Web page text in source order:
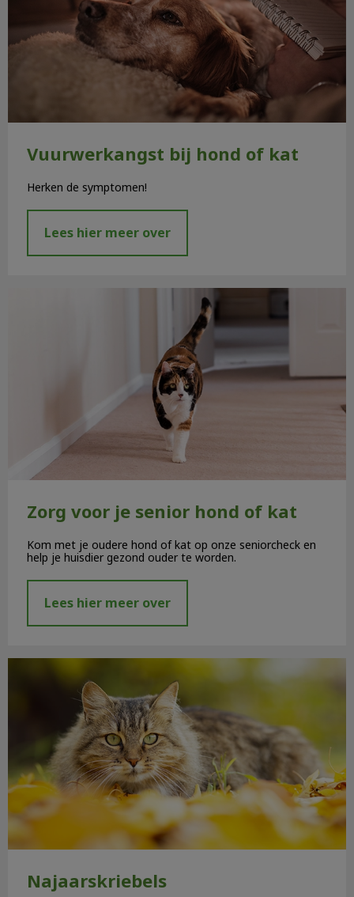
Vuurwerkangst bij hond of kat
Herken de symptomen!
Lees hier meer over
Zorg voor je senior hond of kat
Kom met je oudere hond of kat op onze seniorcheck en
help je huisdier gezond ouder te worden.
Lees hier meer over
Najaarskriebels